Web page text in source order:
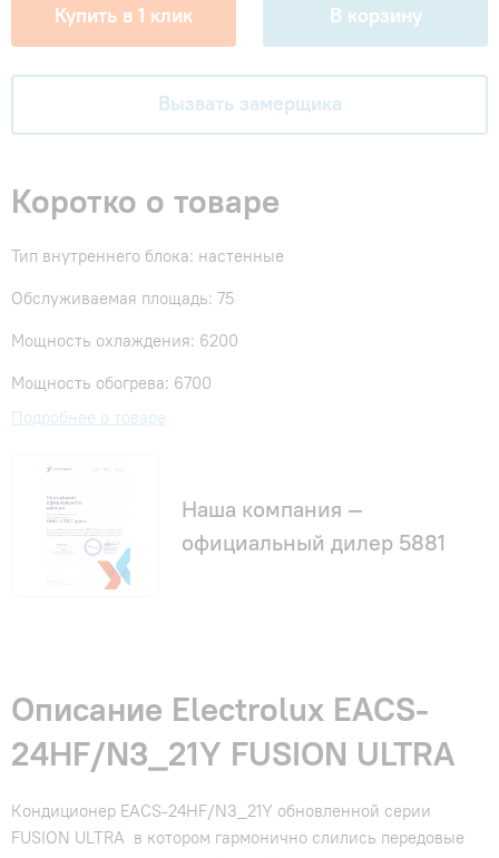
Купить в 1 клик В корзину
Вызвать замерщика
Коротко о товаре
Тип внутреннего блока: настенные
Обслуживаемая площадь: 75
Мощность охлаждения: 6200
Мощность обогрева: 6700
Подробнее о товаре
Наша компания —
официальный дилер 5881
Описание Electrolux EACS-
24HF/N3_21Y FUSION ULTRA
Кондиционер EACS-24HF/N3_21Y обновленной серии
FUSION ULTRA в котором гармонично слились передовые